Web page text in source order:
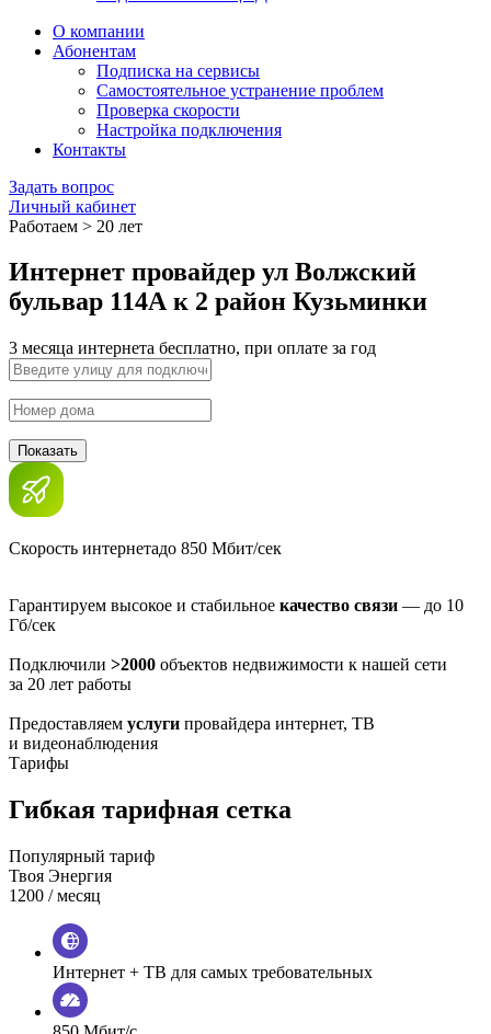
О компании
Абонентам
Подписка на сервисы
Самостоятельное устранение проблем
Проверка скорости
Настройка подключения
Контакты
Задать вопрос
Личный кабинет
Работаем > 20 лет
Интернет провайдер ул Волжский
бульвар 114А к 2 район Кузьминки
3 месяца интернета бесплатно, при оплате за год
Показать
Скорость интернетадо 850 Мбит/сек
Гарантируем высокое и стабильное качество связи — до 10
Гб/сек
Подключили >2000 объектов недвижимости к нашей сети
за 20 лет работы
Предоставляем услуги провайдера интернет, ТВ
и видеонаблюдения
Тарифы
Гибкая тарифная сетка
Популярный тариф
Твоя Энергия
1200 / месяц
Интернет + ТВ для самых требовательных